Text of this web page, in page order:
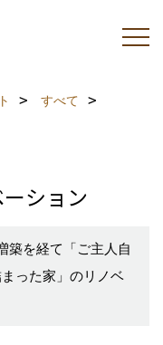
すべて
ション
を経て「ご主人自
った家」のリノベ